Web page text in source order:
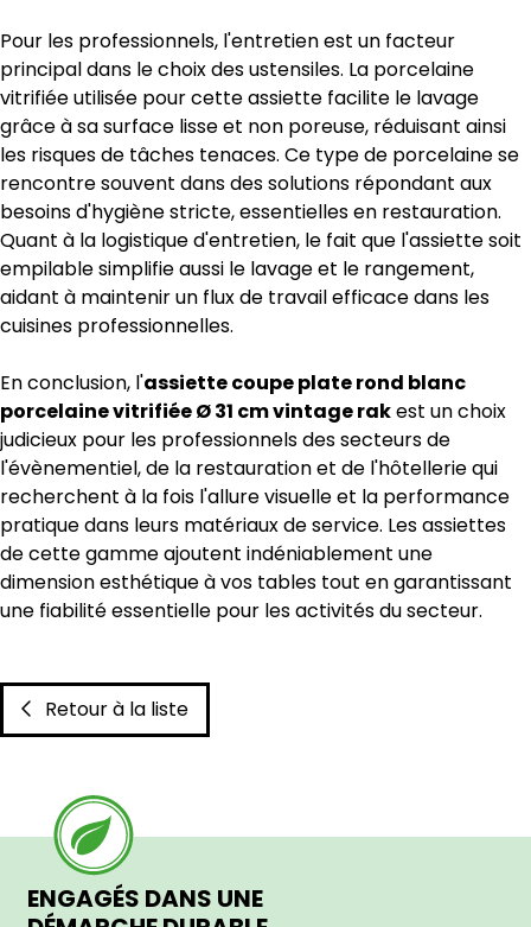
Pour les professionnels, l'entretien est un facteur
principal dans le choix des ustensiles. La porcelaine
vitrifiée utilisée pour cette assiette facilite le lavage
grâce à sa surface lisse et non poreuse, réduisant ainsi
les risques de tâches tenaces. Ce type de porcelaine se
rencontre souvent dans des solutions répondant aux
besoins d'hygiène stricte, essentielles en restauration.
Quant à la logistique d'entretien, le fait que l'assiette soit
empilable simplifie aussi le lavage et le rangement,
aidant à maintenir un flux de travail efficace dans les
cuisines professionnelles.
En conclusion, l'assiette coupe plate rond blanc
porcelaine vitrifiée Ø 31 cm vintage rakest un choix
judicieux pour les professionnels des secteurs de
l'évènementiel, de la restauration et de l'hôtellerie qui
recherchent à la fois l'allure visuelle et la performance
pratique dans leurs matériaux de service. Les assiettes
de cette gamme ajoutent indéniablement une
dimension esthétique à vos tables tout en garantissant
une fiabilité essentielle pour les activités du secteur.
Retour à la liste
ENGAGÉS DANS UNE